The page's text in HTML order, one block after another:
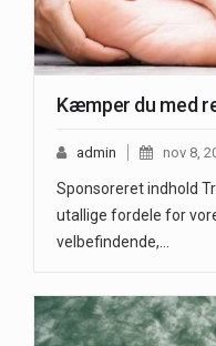
Kæmper du med
admin nov 8,
Sponsoreret indhold
utallige fordele for
velbefindende,…